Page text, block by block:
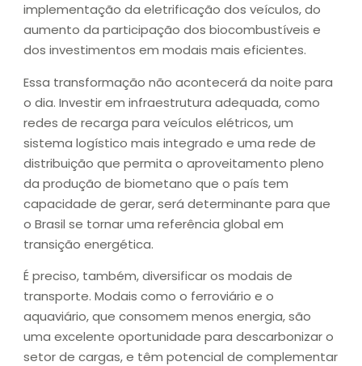
implementação da eletrificação dos veículos, do
aumento da participação dos biocombustíveis e
dos investimentos em modais mais eficientes.
Essa transformação não acontecerá da noite para
o dia. Investir em infraestrutura adequada, como
redes de recarga para veículos elétricos, um
sistema logístico mais integrado e uma rede de
distribuição que permita o aproveitamento pleno
da produção de biometano que o país tem
capacidade de gerar, será determinante para que
o Brasil se tornar uma referência global em
transição energética.
É preciso, também, diversificar os modais de
transporte. Modais como o ferroviário e o
aquaviário, que consomem menos energia, são
uma excelente oportunidade para descarbonizar o
setor de cargas, e têm potencial de complementar